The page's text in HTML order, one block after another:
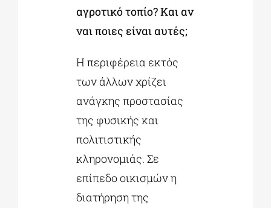
αγροτικό τοπίο? Και αν
ναι ποιες είναι αυτές;
Η περιφέρεια εκτός
των άλλων χρίζει
ανάγκης προστασίας
της φυσικής και
πολιτιστικής
κληρονομιάς. Σε
επίπεδο οικισμών η
διατήρηση της